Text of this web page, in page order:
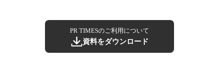
PR TIMESのご利用について
資料をダウンロード